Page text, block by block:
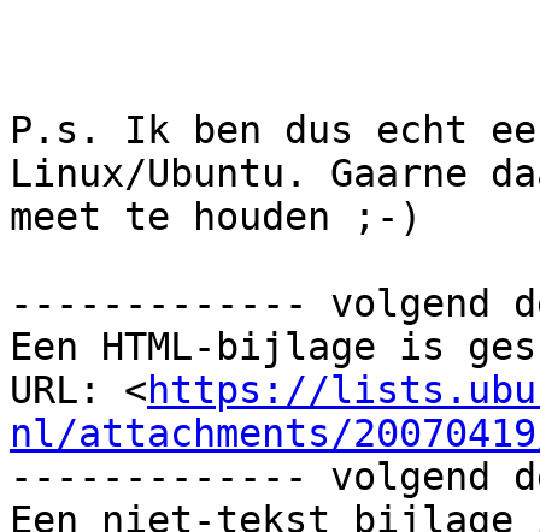
P.s. Ik ben dus echt
Linux/Ubuntu. Gaarne
meet te houden ;-)
------------- volgend
Een HTML-bijlage is
URL: <https://
nl/attachments/
------------- volgend
Een niet-tekst